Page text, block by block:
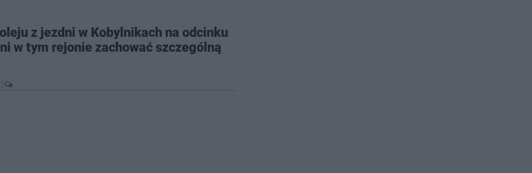
z jezdni w Kobylnikach na odcinku
w tym rejonie zachować szczególną